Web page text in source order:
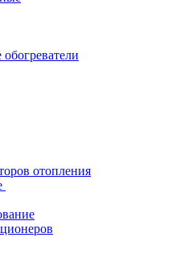
отопления